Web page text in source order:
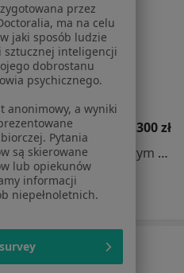
·Więcej
Mapa
MedPoint Szpital
od 300 zł
Specjalista nie oferuje umawiania online pod tym adresem.
przez
ma na celu
jaki sposób ludzie
sztucznej inteligencji
dobrostanu
psychicznego.
anonimowy, a wyniki
Pytania
są skierowane
lub opiekunów
informacji
niepełnoletnich.